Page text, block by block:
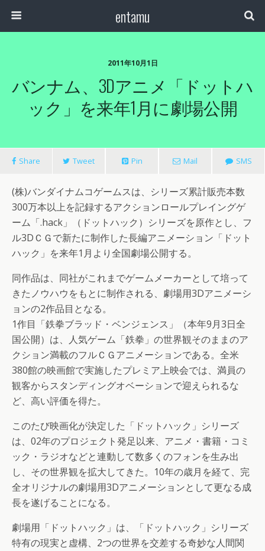
entamu
2011年10月1日
バンナム、3Dアニメ「ドットハ
ック」を来年1月に劇場公開
Share Tweet Pin Mail SMS
(株)バンダイナムコゲームスは、シリーズ累計販売本数
300万本以上を記録するアクションロールプレイングゲ
ーム「.hack」（ドットハック）シリーズを原作とし、フ
ル3DＣＧで新たに制作した長編アニメーション「ドット
ハック」を来年1月より全国劇場公開する。
同作品は、同社がこれまでゲームメーカーとして培って
きたノウハウをもとに制作される、劇場用3Dアニメーシ
ョンの2作品目となる。
1作目「鉄拳ブラッド・ベンジェンス」（本年9月3日全
国公開）は、人気ゲーム「鉄拳」の世界観そのままのア
クション満載のフルＣＧアニメーションである。全米
380館の映画館で実施したプレミア上映会では、満員の
観客からスタンディングオベーションで迎えられるな
ど、高い評価を得た。
このたび映画化が決定した「ドットハック」シリーズ
は、02年のプロジェクト発足以来、アニメ・書籍・コミ
ック・ラジオなどと連動して数多くのフォンを生み出
し、その世界観を拡大してきた。10年の歳月を経て、完
全オリジナルの劇場用3Dアニメーションとして更なる成
長を遂げることになる。
劇場用「ドットハック」は、「ドットハック」シリーズ
特有の現実と虚構、2つの世界を交差する奇妙な人間関